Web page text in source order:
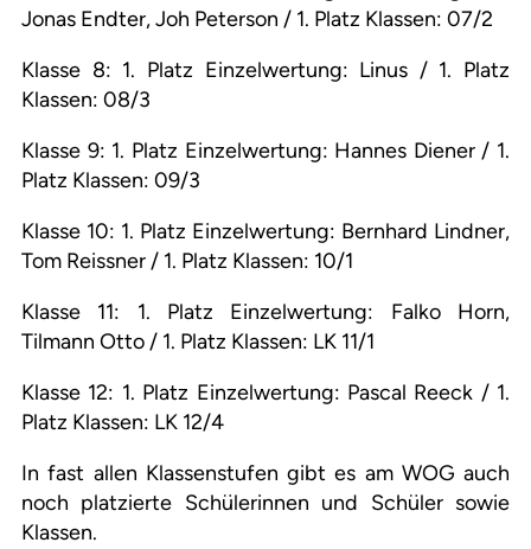
Jonas Endter, Joh Peterson / 1. Platz Klassen: 07/2
Klasse 8: 1. Platz Einzelwertung: Linus / 1. Platz
Klassen: 08/3
Klasse 9: 1. Platz Einzelwertung: Hannes Diener / 1.
Platz Klassen: 09/3
Klasse 10: 1. Platz Einzelwertung: Bernhard Lindner,
Tom Reissner / 1. Platz Klassen: 10/1
Klasse 11: 1. Platz Einzelwertung: Falko Horn,
Tilmann Otto / 1. Platz Klassen: LK 11/1
Klasse 12: 1. Platz Einzelwertung: Pascal Reeck / 1.
Platz Klassen: LK 12/4
In fast allen Klassenstufen gibt es am WOG auch
noch platzierte Schülerinnen und Schüler sowie
Klassen.